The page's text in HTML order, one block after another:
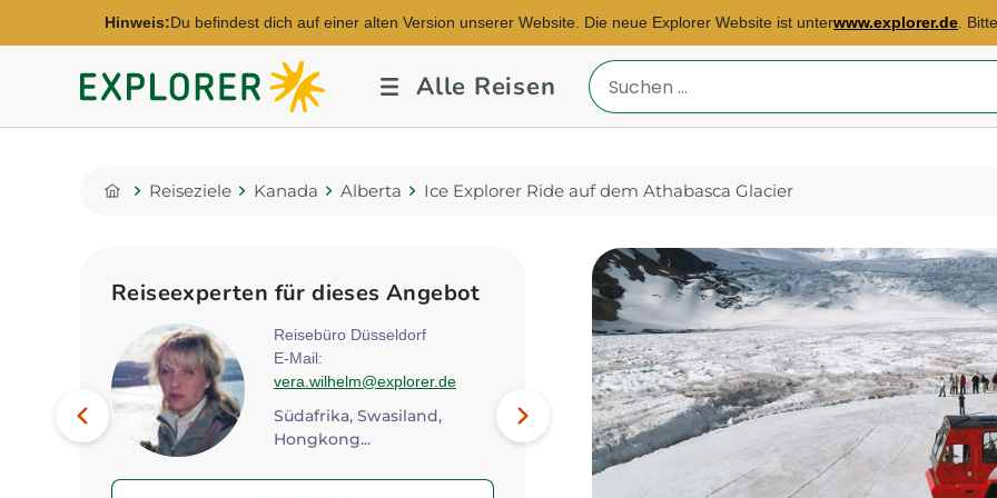
Hinweis:Du befindest dich auf einer alten Version unserer Website. Die neue Explorer Website ist unterwww.explorer.de .
Explorer
Fernreisen
Alle Reisen
Reiseland
eingeben
Home
Reiseziele Kanada Alberta Ice Explorer Ride auf dem Athabasca Glacier
Reiseexperten für dieses Angebot
Botswana, Kenia, Namibia...
Reisebüro Düsseldorf
E-Mail:
vera.wilhelm@explorer.de
Südafrika, Swasiland,
Hongkong...
Reisebüro Dortmund
E-Mail:
katja.doering@explorer.de
Südafrika, Indonesien,
Malaysia...
Nächstes
Bild